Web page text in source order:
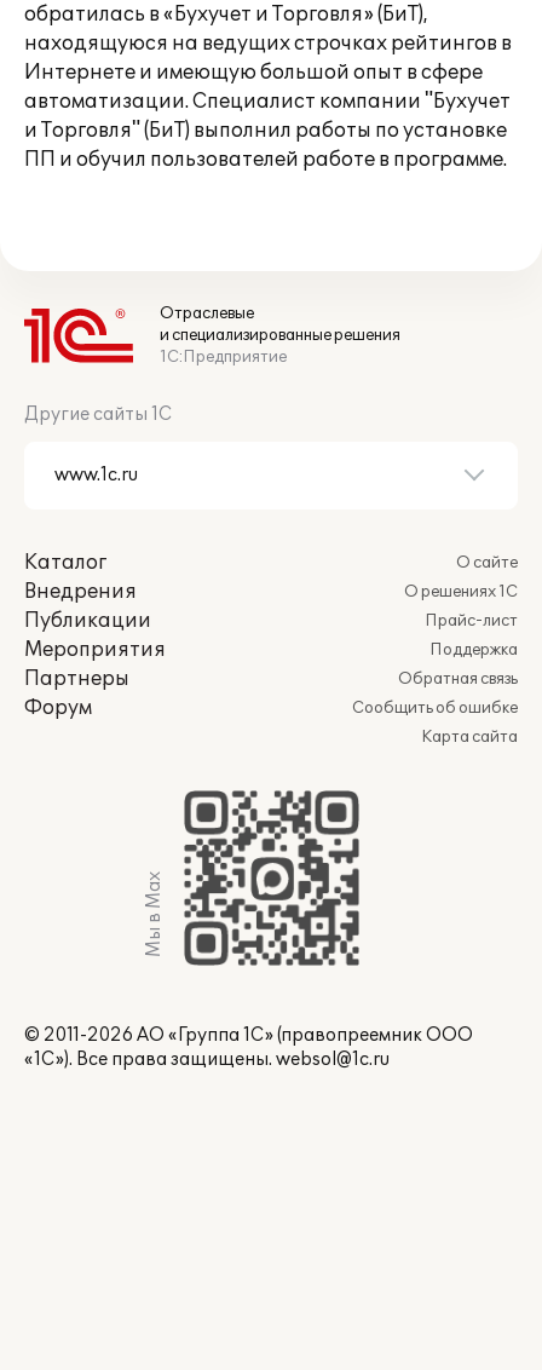
обратилась в «Бухучет и Торговля» (БиТ),
находящуюся на ведущих строчках рейтингов в
Интернете и имеющую большой опыт в сфере
автоматизации. Специалист компании "Бухучет
и Торговля" (БиТ) выполнил работы по установке
ПП и обучил пользователей работе в программе.
Отраслевые
и специализированные решения
1С:Предприятие
Другие сайты 1С
Каталог
Внедрения
Публикации
Мероприятия
Партнеры
Форум
О сайте
О решениях 1С
Прайс-лист
Поддержка
Обратная связь
Сообщить об ошибке
Карта сайта
Мы в Max
© 2011-2026 АО «Группа 1С» (правопреемник ООО
«1С»). Все права защищены. websol@1c.ru